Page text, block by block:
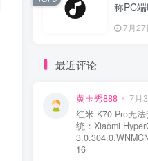
称PC
7月27
最近评论
黄玉秀888 7月
红米 K70 Pro无
统：Xiaomi
16